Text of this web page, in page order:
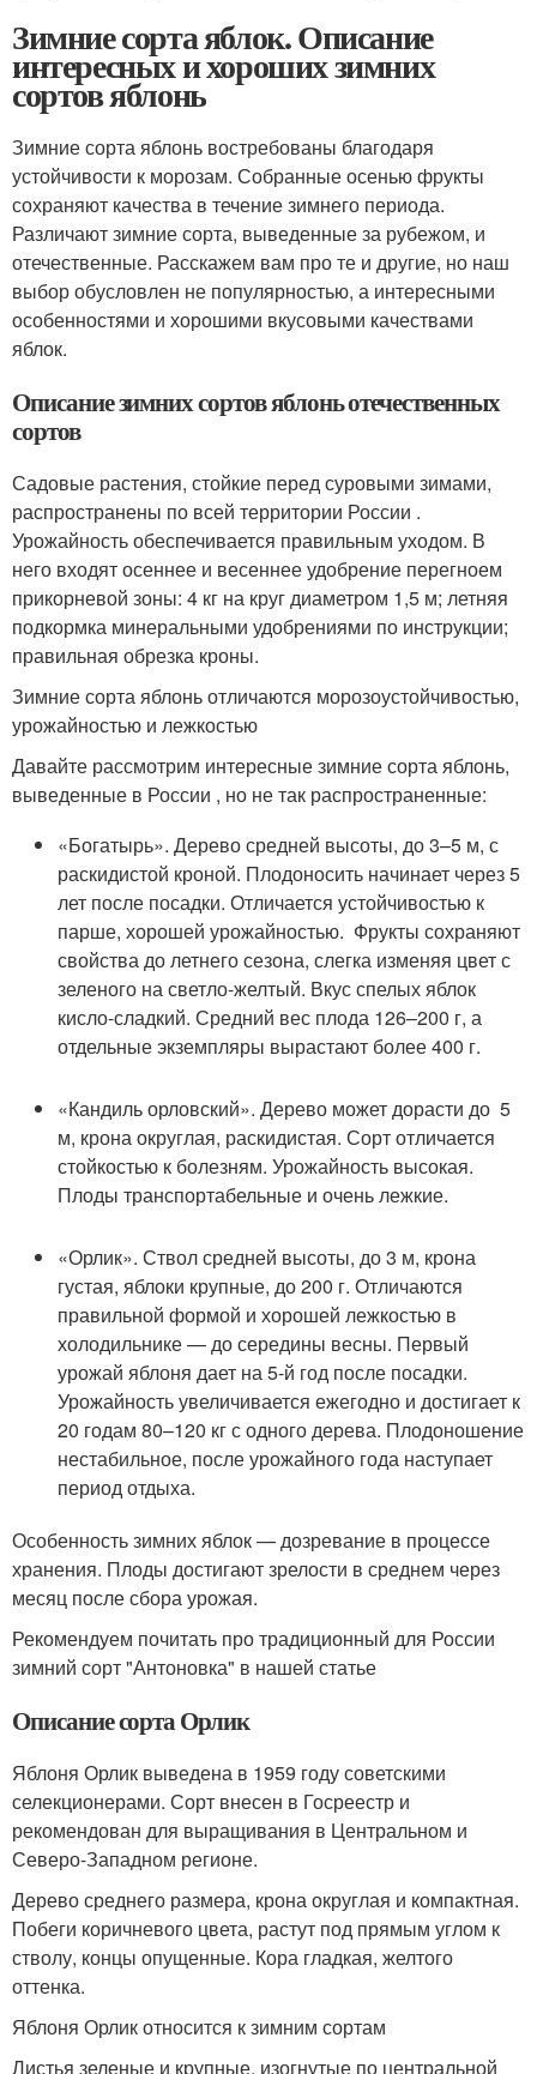
Зимние сорта яблок. Описание
интересных и хороших зимних
сортов яблонь
Зимние сорта яблонь востребованы благодаря
устойчивости к морозам. Собранные осенью фрукты
сохраняют качества в течение зимнего периода.
Различают зимние сорта, выведенные за рубежом, и
отечественные. Расскажем вам про те и другие, но наш
выбор обусловлен не популярностью, а интересными
особенностями и хорошими вкусовыми качествами
яблок.
Описание зимних сортов яблонь отечественных
сортов
Садовые растения, стойкие перед суровыми зимами,
распространены по всей территории России .
Урожайность обеспечивается правильным уходом. В
него входят осеннее и весеннее удобрение перегноем
прикорневой зоны: 4 кг на круг диаметром 1,5 м; летняя
подкормка минеральными удобрениями по инструкции;
правильная обрезка кроны.
Зимние сорта яблонь отличаются морозоустойчивостью,
урожайностью и лежкостью
Давайте рассмотрим интересные зимние сорта яблонь,
выведенные в России , но не так распространенные:
«Богатырь». Дерево средней высоты, до 3–5 м, с
раскидистой кроной. Плодоносить начинает через 5
лет после посадки. Отличается устойчивостью к
парше, хорошей урожайностью. Фрукты сохраняют
свойства до летнего сезона, слегка изменяя цвет с
зеленого на светло-желтый. Вкус спелых яблок
кисло-сладкий. Средний вес плода 126–200 г, а
отдельные экземпляры вырастают более 400 г.
«Кандиль орловский». Дерево может дорасти до 5
м, крона округлая, раскидистая. Сорт отличается
стойкостью к болезням. Урожайность высокая.
Плоды транспортабельные и очень лежкие.
«Орлик». Ствол средней высоты, до 3 м, крона
густая, яблоки крупные, до 200 г. Отличаются
правильной формой и хорошей лежкостью в
холодильнике — до середины весны. Первый
урожай яблоня дает на 5-й год после посадки.
Урожайность увеличивается ежегодно и достигает к
20 годам 80–120 кг с одного дерева. Плодоношение
нестабильное, после урожайного года наступает
период отдыха.
Особенность зимних яблок — дозревание в процессе
хранения. Плоды достигают зрелости в среднем через
месяц после сбора урожая.
Рекомендуем почитать про традиционный для России
зимний сорт "Антоновка" в нашей статье
Описание сорта Орлик
Яблоня Орлик выведена в 1959 году советскими
селекционерами. Сорт внесен в Госреестр и
рекомендован для выращивания в Центральном и
Северо-Западном регионе.
Дерево среднего размера, крона округлая и компактная.
Побеги коричневого цвета, растут под прямым углом к
стволу, концы опущенные. Кора гладкая, желтого
оттенка.
Яблоня Орлик относится к зимним сортам
Листья зеленые и крупные, изогнутые по центральной